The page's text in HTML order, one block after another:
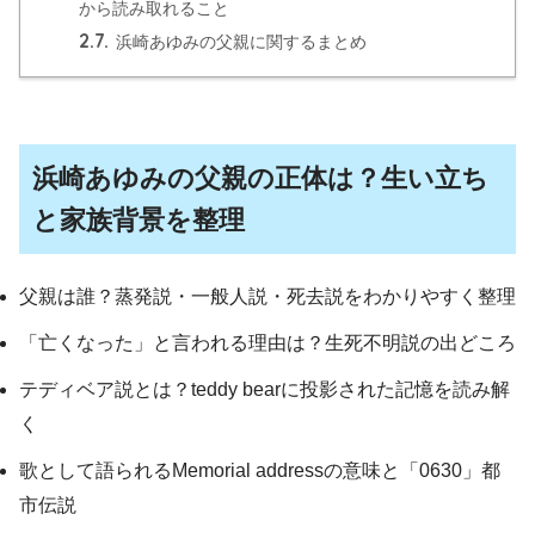
から読み取れること
2.7. 浜崎あゆみの父親に関するまとめ
浜崎あゆみの父親の正体は？生い立ち
と家族背景を整理
父親は誰？蒸発説・一般人説・死去説をわかりやすく整理
「亡くなった」と言われる理由は？生死不明説の出どころ
テディベア説とは？teddy bearに投影された記憶を読み解
く
歌として語られるMemorial addressの意味と「0630」都
市伝説